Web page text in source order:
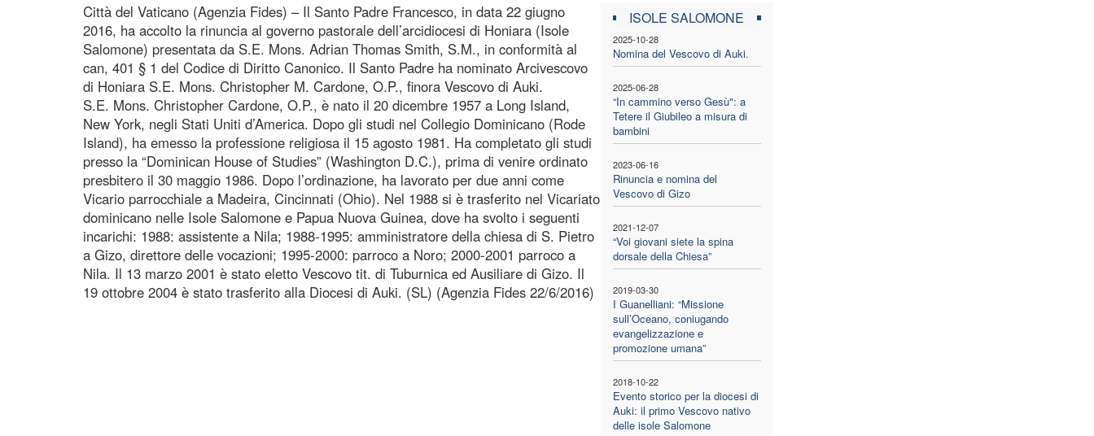
ISOLE SALOMONE
2025-10-28
Nomina del Vescovo di Auki.
2025-06-28
“In cammino verso Gesù": a
Tetere il Giubileo a misura di
bambini
2023-06-16
Rinuncia e nomina del
Vescovo di Gizo
2021-12-07
“Voi giovani siete la spina
dorsale della Chiesa”
2019-03-30
I Guanelliani: “Missione
sull’Oceano, coniugando
evangelizzazione e
promozione umana”
2018-10-22
Evento storico per la diocesi di
Auki: il primo Vescovo nativo
delle isole Salomone
Città del Vaticano (Agenzia Fides) – Il Santo Padre Francesco, in data 22 giugno
2016, ha accolto la rinuncia al governo pastorale dell’arcidiocesi di Honiara (Isole
Salomone) presentata da S.E. Mons. Adrian Thomas Smith, S.M., in conformità al
can, 401 § 1 del Codice di Diritto Canonico. Il Santo Padre ha nominato Arcivescovo
di Honiara S.E. Mons. Christopher M. Cardone, O.P., finora Vescovo di Auki.
S.E. Mons. Christopher Cardone, O.P., è nato il 20 dicembre 1957 a Long Island,
New York, negli Stati Uniti d’America. Dopo gli studi nel Collegio Dominicano (Rode
Island), ha emesso la professione religiosa il 15 agosto 1981. Ha completato gli studi
presso la “Dominican House of Studies” (Washington D.C.), prima di venire ordinato
presbitero il 30 maggio 1986. Dopo l’ordinazione, ha lavorato per due anni come
Vicario parrocchiale a Madeira, Cincinnati (Ohio). Nel 1988 si è trasferito nel Vicariato
dominicano nelle Isole Salomone e Papua Nuova Guinea, dove ha svolto i seguenti
incarichi: 1988: assistente a Nila; 1988-1995: amministratore della chiesa di S. Pietro
a Gizo, direttore delle vocazioni; 1995-2000: parroco a Noro; 2000-2001 parroco a
Nila. Il 13 marzo 2001 è stato eletto Vescovo tit. di Tuburnica ed Ausiliare di Gizo. Il
19 ottobre 2004 è stato trasferito alla Diocesi di Auki. (SL) (Agenzia Fides 22/6/2016)